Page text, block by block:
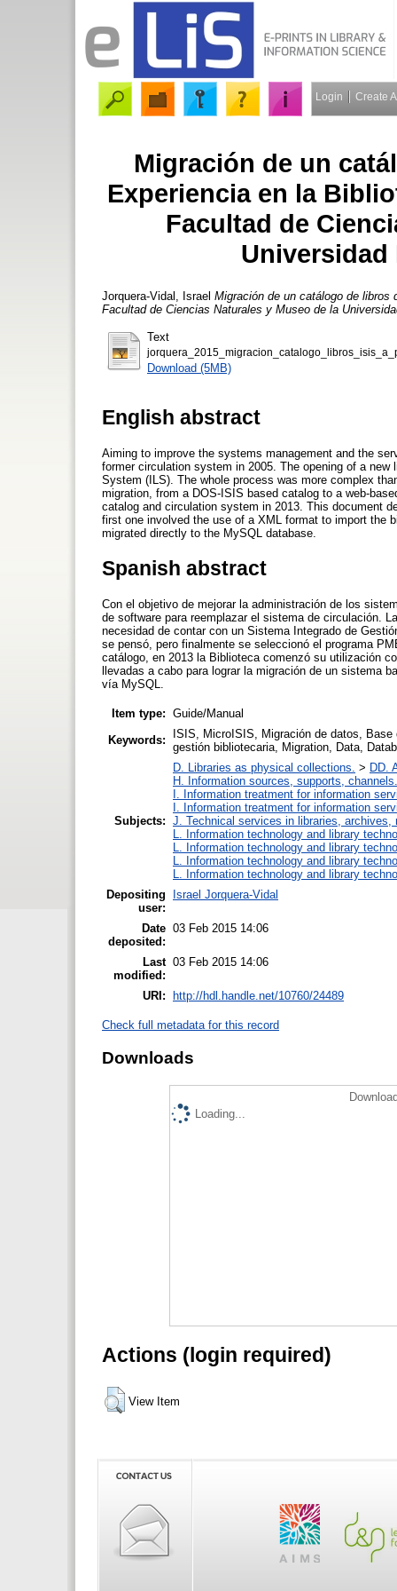
Login Create
Migración de un
Experiencia en la
Facultad de
Universidad
Jorquera-Vidal, Israel Migración de un catálogo de
Facultad de Ciencias Naturales y Museo de la
Text
Download (5MB)
English abstract
Aiming to improve the systems management and the
former circulation system in 2005. The opening of a
System (ILS). The whole process was more complex
migration, from a DOS-ISIS based catalog to a web-
catalog and circulation system in 2013. This document
first one involved the use of a XML format to import the
migrated directly to the MySQL database.
Spanish abstract
Con el objetivo de mejorar la administración de los
de software para reemplazar el sistema de circulación.
necesidad de contar con un Sistema Integrado de
se pensó, pero finalmente se seleccionó el programa
catálogo, en 2013 la Biblioteca comenzó su utilización
llevadas a cabo para lograr la migración de un sistema
vía MySQL.
Item type: Guide/Manual
Keywords:
ISIS, MicroISIS, Migración de datos,
gestión bibliotecaria, Migration, Data,
Subjects:
D. Libraries as physical collections. > DD.
H. Information sources, supports, channels.
I. Information treatment for information
I. Information treatment for information
J. Technical services in libraries, archives,
L. Information technology and library
L. Information technology and library
L. Information technology and library
L. Information technology and library
Depositing
user:
Israel Jorquera-Vidal
Date
deposited:
03 Feb 2015 14:06
Last
modified:
03 Feb 2015 14:06
URI: http://hdl.handle.net/10760/24489
Check full metadata for this record
Downloads
Loading...
Actions (login required)
View Item